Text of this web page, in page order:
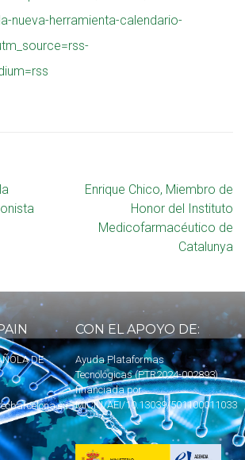
nueva-herramienta-calendario-
Enrique Chico, Miembro de
Honor del Instituto
Medicofarmacéutico de
Catalunya
DE
CON EL APOYO DE:
Ayuda Plataformas
Tecnológicas (PTR2024-002893)
financiada por
MICIU/AEI/10.13039/501100011033